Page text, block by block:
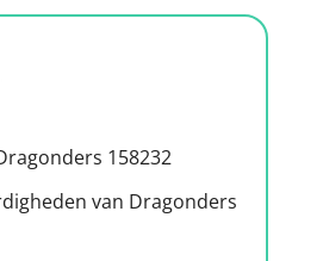
158232
van Dragonders